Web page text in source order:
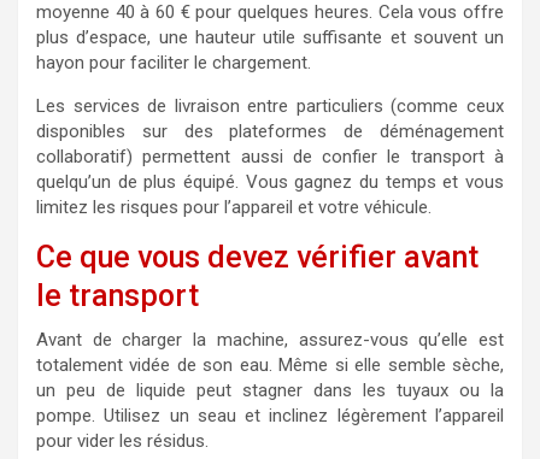
moyenne 40 à 60 € pour quelques heures. Cela vous offre
plus d’espace, une hauteur utile suffisante et souvent un
hayon pour faciliter le chargement.
Les services de livraison entre particuliers (comme ceux
disponibles sur des plateformes de déménagement
collaboratif) permettent aussi de confier le transport à
quelqu’un de plus équipé. Vous gagnez du temps et vous
limitez les risques pour l’appareil et votre véhicule.
Ce que vous devez vérifier avant
le transport
Avant de charger la machine, assurez-vous qu’elle est
totalement vidée de son eau. Même si elle semble sèche,
un peu de liquide peut stagner dans les tuyaux ou la
pompe. Utilisez un seau et inclinez légèrement l’appareil
pour vider les résidus.